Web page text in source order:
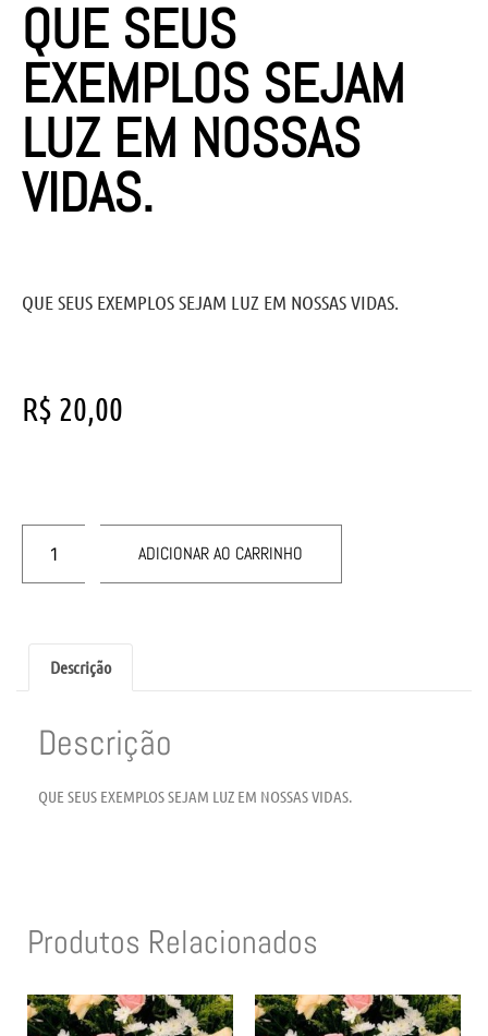
QUE SEUS
EXEMPLOS SEJAM
LUZ EM NOSSAS
VIDAS.
QUE SEUS EXEMPLOS SEJAM LUZ EM NOSSAS VIDAS.
R$ 20,00
ADICIONAR AO CARRINHO
Descrição
Descrição
QUE SEUS EXEMPLOS SEJAM LUZ EM NOSSAS VIDAS.
Produtos Relacionados